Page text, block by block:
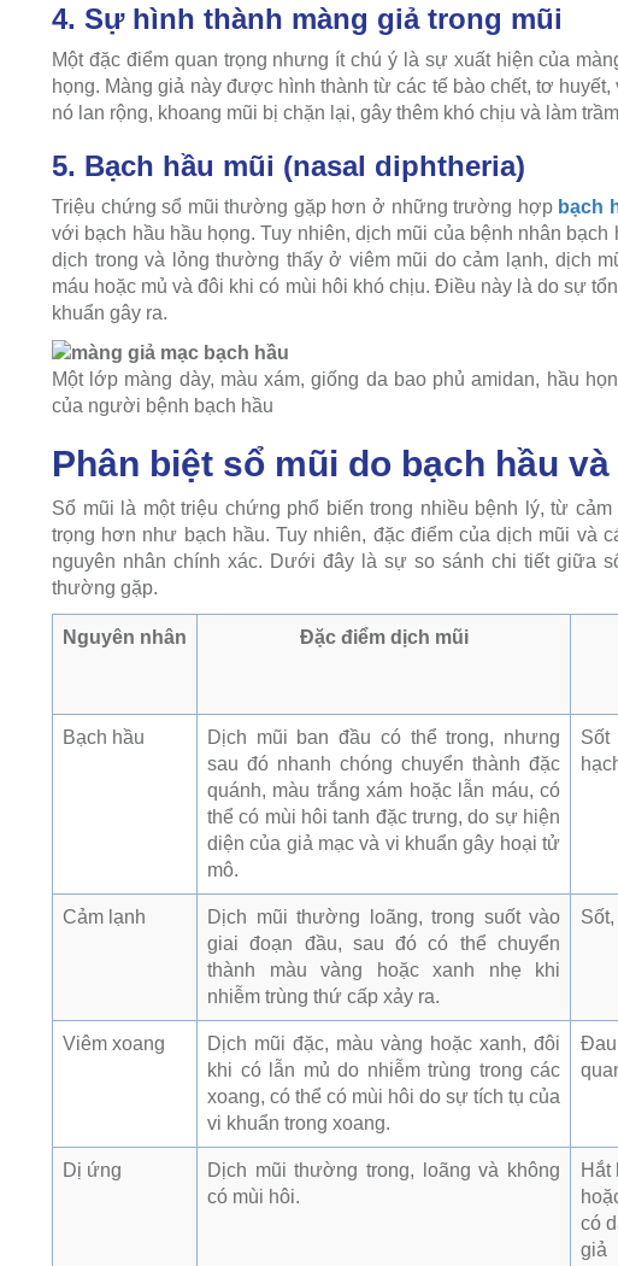
4. Sự hình thành màng giả trong mũi
Một đặc điểm quan trọng nhưng ít chú ý là sự xuất hiện của
họng. Màng giả này được hình thành từ các tế bào chết, tơ
nó lan rộng, khoang mũi bị chặn lại, gây thêm khó chịu và làm
5. Bạch hầu mũi (nasal diphtheria)
Triệu chứng sổ mũi thường gặp hơn ở những trường hợp bạch
với bạch hầu hầu họng. Tuy nhiên, dịch mũi của bệnh nhân
dịch trong và lỏng thường thấy ở viêm mũi do cảm lạnh, dịch
máu hoặc mủ và đôi khi có mùi hôi khó chịu. Điều này là do sự
khuẩn gây ra.
Một lớp màng dày, màu xám, giống da bao phủ amidan, hầu
của người bệnh bạch hầu
Phân biệt sổ mũi do bạch hầu
Sổ mũi là một triệu chứng phổ biến trong nhiều bệnh lý, từ
trọng hơn như bạch hầu. Tuy nhiên, đặc điểm của dịch mũi và
nguyên nhân chính xác. Dưới đây là sự so sánh chi tiết giữa
thường gặp.
Nguyên nhân Đặc điểm dịch mũi
Bạch hầu
Dịch mũi ban đầu có thể trong, nhưng
sau đó nhanh chóng chuyển thành đặc
quánh, màu trắng xám hoặc lẫn máu, có
thể có mùi hôi tanh đặc trưng, do sự hiện
diện của giả mạc và vi khuẩn gây hoại tử
mô.
Cảm lạnh
Dịch mũi thường loãng, trong suốt vào
giai đoạn đầu, sau đó có thể chuyển
thành màu vàng hoặc xanh nhẹ khi
nhiễm trùng thứ cấp xảy ra.
Viêm xoang
Dịch mũi đặc, màu vàng hoặc xanh, đôi
khi có lẫn mủ do nhiễm trùng trong các
xoang, có thể có mùi hôi do sự tích tụ của
vi khuẩn trong xoang.
Dị ứng
Dịch mũi thường trong, loãng và không
có mùi hôi.
Hắt
có
giả